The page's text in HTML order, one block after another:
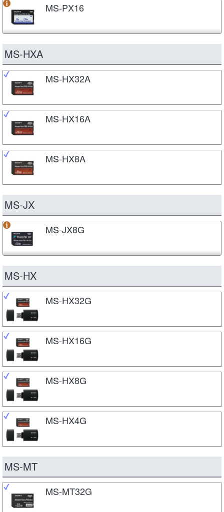
MS-PX16
MS-HXA
MS-HX32A
MS-HX16A
MS-HX8A
MS-JX
MS-JX8G
MS-HX
MS-HX32G
MS-HX16G
MS-HX8G
MS-HX4G
MS-MT
MS-MT32G